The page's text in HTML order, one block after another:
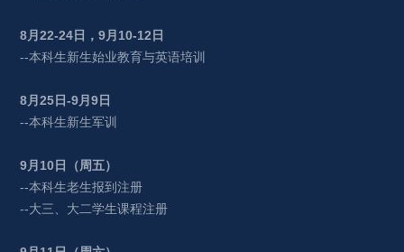
8月22-24日，9月 10-12 日
--本科生新生始业教育与英语培训
8月25日-9月9日
--本科生新生军训
9月 10日（周五）
--本科生老生报到注册
--大三、大二学生课程注册